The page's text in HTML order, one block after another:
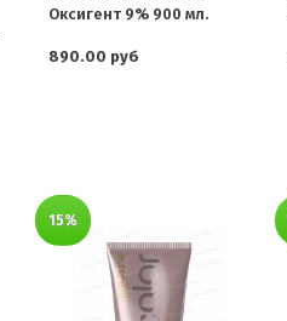
Оксигент 9% 900 мл.
890.00 руб
15%